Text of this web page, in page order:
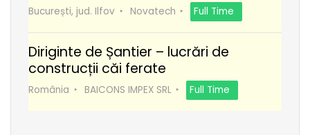
București, jud. Ilfov Novatech Full Time
Diriginte de Șantier – lucrări de
construcții căi ferate
România BAICONS IMPEX SRL Full Time